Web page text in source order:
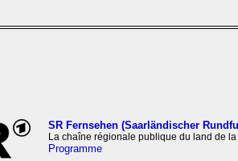
SR Fernsehen (Saarländischer
La chaîne régionale publique du land de la
Programme